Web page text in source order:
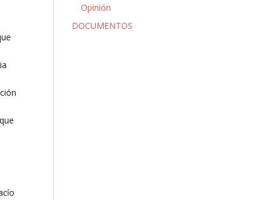
Opinión
DOCUMENTOS